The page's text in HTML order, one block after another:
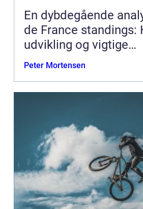
En dybdegående
de France standings:
udvikling og vigtige
informationer
Peter Mortensen